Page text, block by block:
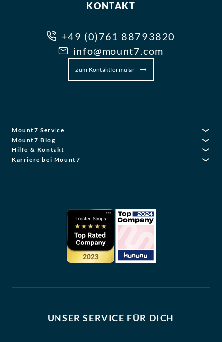
KONTAKT
+49 (0)761 88793820
info@mount7.com
zum Kontaktformular
Mount7 Service
Mount7 Blog
Hilfe & Kontakt
Karriere bei Mount7
UNSER SERVICE FÜR DICH